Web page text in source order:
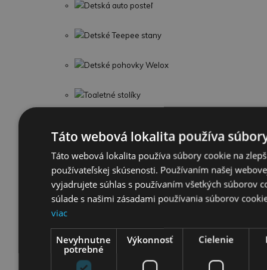
Detská auto posteľ
Detské Teepee stany
Detské pohovky Welox
Toaletné stolíky
Detský nábytok
Kočíky
Táto webová lokalita používa
Táto webová lokalita používa súbory cookie na
používateľskej skúsenosti. Používaním našej
vyjadrujete súhlas s používaním všetkých súborov
súlade s našimi zásadami používania súborov
viac
Nevyhnutne
potrebné
Výkonnosť Cielenie